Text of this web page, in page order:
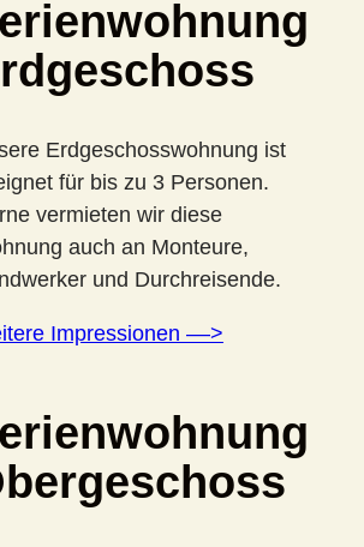
Erdgeschosswohnung ist
für bis zu 3 Personen.
vermieten wir diese
auch an Monteure,
und Durchreisende.
Impressionen ––>